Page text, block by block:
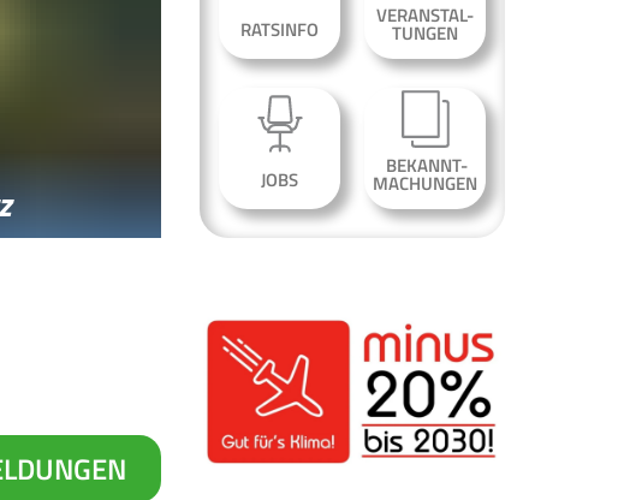
RATSINFO VERANSTAL-
TUNGEN
JOBS BEKANNT-
MACHUNGEN